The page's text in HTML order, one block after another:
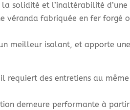
solidité et l’inaltérabilité
véranda fabriquée en fer forgé
meilleur isolant, et apporte
des entretiens au
demeure performante à